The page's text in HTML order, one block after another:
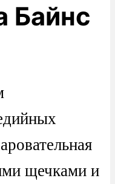
Байнс
щечками и